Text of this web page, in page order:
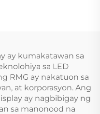
ay kumakatawan sa
sa LED
RMG ay nakatuon sa
at korporasyon. Ang
ay nagbibigay ng
sa manonood na